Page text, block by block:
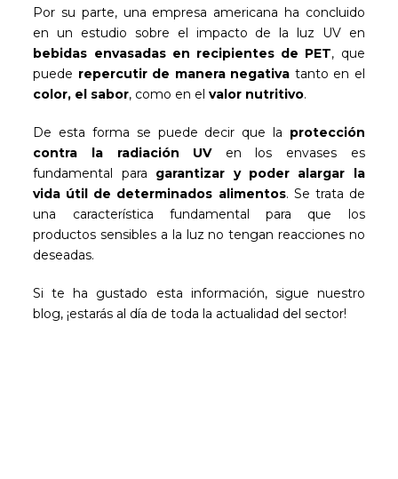
Por su parte, una empresa americana ha concluido
en un estudio sobre el impacto de la luz UV en
bebidas envasadas en recipientes de PET, que
puede repercutir de manera negativa tanto en el
color, el sabor, como en elvalor nutritivo.
De esta forma se puede decir que la protección
contra la radiación UVen los envases es
fundamental para garantizar y poder alargar la
vida útil de determinados alimentos. Se trata de
una característica fundamental para que los
productos sensibles a la luz no tengan reacciones no
deseadas.
Si te ha gustado esta información, sigue nuestro
blog, ¡estarás al día de toda la actualidad del sector!